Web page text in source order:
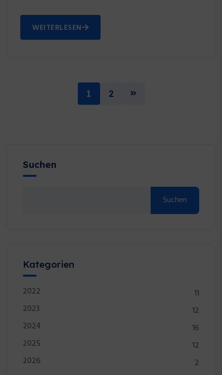
WEITERLESEN
1 2
Suchen
Suchen
Kategorien
2022
11
2023
12
2024
16
2025
12
2026
2